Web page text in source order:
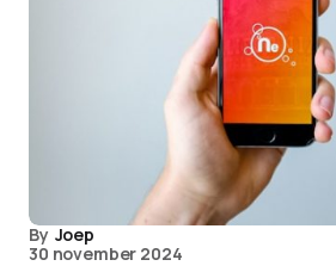
By Joep
30 november 2024